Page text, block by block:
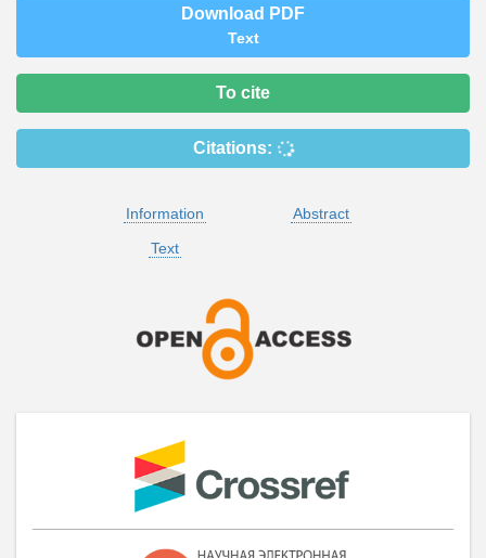
Download PDF
Text
To cite
Citations:
Information
Abstract
Text